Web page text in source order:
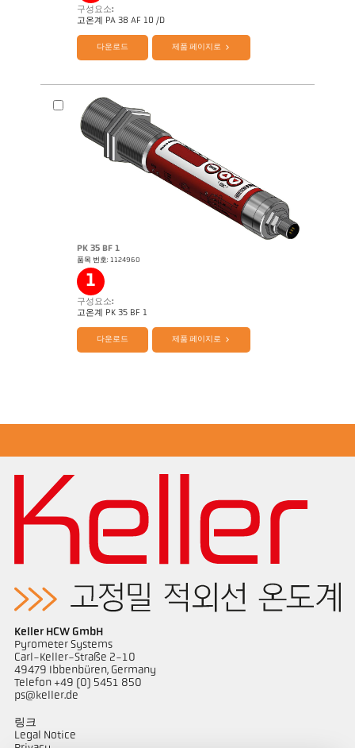
구성요소:
고온계 PA 38 AF 10 /D
제품 카다로그 Cellatemp PA
다운로드 제품 페이지로
PK 35 BF 1
품목 번호: 1124960
1
구성요소:
고온계 PK 35 BF 1
제품 카다로그 CellaTemp PK PKF PKL
Application Note Semiconductor industry
다운로드 제품 페이지로
Keller HCW GmbH
Pyrometer Systems
Carl-Keller-Straße 2-10
49479 Ibbenbüren, Germany
Telefon +49 (0) 5451 850
ps@keller.de
링크
Legal Notice